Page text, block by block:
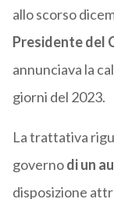
allo scorso
Presidente del
annunciava la
giorni del 2023.
La trattativa
governodi un
disposizione